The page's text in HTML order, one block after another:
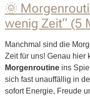
🌞
wenig Zeit“ (5
Manchmal sind die
Zeit für uns! Genau hier
Morgenroutine ins
sich fast unauffällig in
sofort Energie, Freude